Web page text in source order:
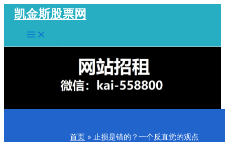
容
凯金斯股票网
Main
Menu
首页 止损是错的？一个反直觉的观点